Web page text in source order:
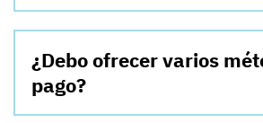
¿Debo ofrecer varios
pago?